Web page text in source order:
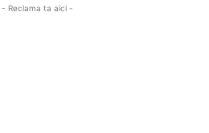
- Reclama ta aici -